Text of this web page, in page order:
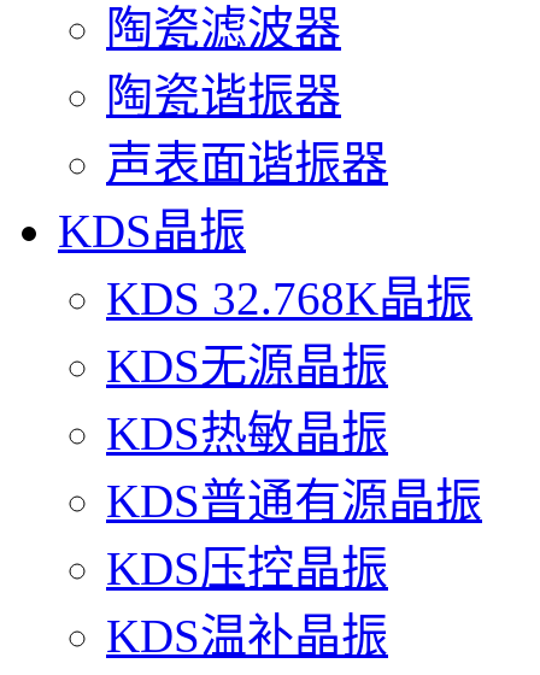
陶瓷滤波器
陶瓷谐振器
声表面谐振器
KDS晶振
KDS 32.768K晶振
KDS无源晶振
KDS热敏晶振
KDS普通有源晶振
KDS压控晶振
KDS温补晶振